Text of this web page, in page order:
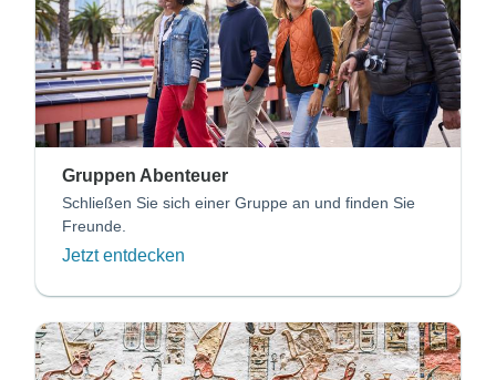
Gruppen Abenteuer
Schließen Sie sich einer Gruppe an und finden Sie
Freunde.
Jetzt entdecken